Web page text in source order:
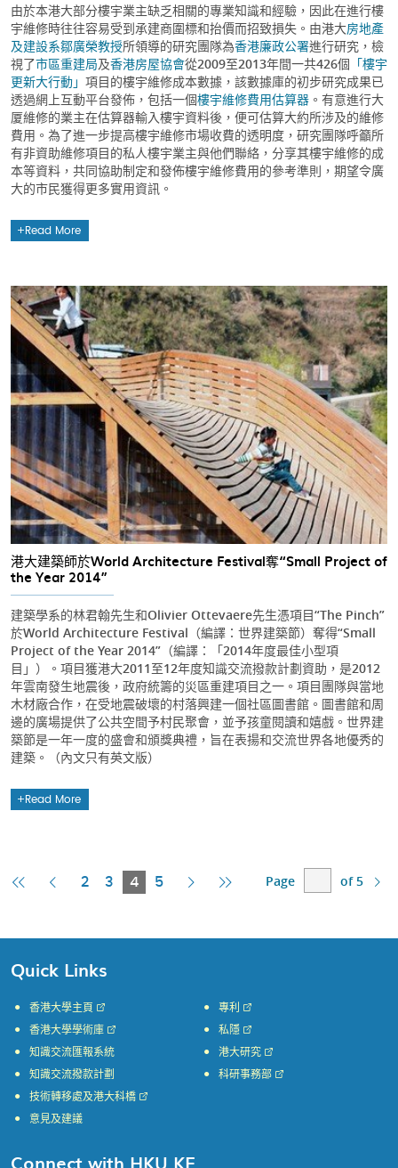
由於本港大部分樓宇業主缺乏相關的專業知識和經驗，因此在進行樓
宇維修時往往容易受到承建商圍標和抬價而招致損失。由港大房地產
及建設系鄒廣榮教授所領導的研究團隊為香港廉政公署進行研究，檢
視了市區重建局及香港房屋協會從2009至2013年間一共426個 「樓宇
更新大行動」 項目的樓宇維修成本數據，該數據庫的初步研究成果已
透過網上互動平台發佈，包括一個樓宇維修費用估算器 。有意進行大
厦維修的業主在估算器輸入樓宇資料後，便可估算大約所涉及的維修
費用。為了進一步提高樓宇維修市場收費的透明度，研究團隊呼籲所
有非資助維修項目的私人樓宇業主與他們聯絡，分享其樓宇維修的成
本等資料，共同協助制定和發佈樓宇維修費用的參考準則，期望令廣
大的市民獲得更多實用資訊。
Read More
港大建築師於World Architecture Festival奪“Small Project of
the Year 2014”
建築學系的林君翰先生和Olivier Ottevaere先生憑項目“The Pinch”
於World Architecture Festival（編譯：世界建築節）奪得“Small
Project of the Year 2014”（編譯：「2014年度最佳小型項
目」）。項目獲港大2011至12年度知識交流撥款計劃資助，是2012
年雲南發生地震後，政府統籌的災區重建項目之一。項目團隊與當地
木材廠合作，在受地震破壞的村落興建一個社區圖書館。圖書館和周
邊的廣場提供了公共空間予村民聚會，並予孩童閱讀和嬉戲。世界建
築節是一年一度的盛會和頒獎典禮，旨在表揚和交流世界各地優秀的
建築。（內文只有英文版）
Read More
FirstPrevious
2 3 4Current
5
Next Last
Page of 5
Quick Links
香港大學主頁
香港大學學術庫
知識交流匯報系統
知識交流撥款計劃
專利
私隱
港大研究
科研事務部
技術轉移處及港大科橋
意見及建議
Connect with HKU KE